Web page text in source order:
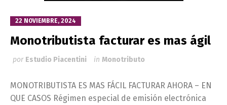
22 NOVIEMBRE, 2024
Monotributista facturar es mas ágil
por Estudio Piacentini in Monotributo
MONOTRIBUTISTA ES MAS FÁCIL FACTURAR AHORA – EN
QUE CASOS Régimen especial de emisión electrónica